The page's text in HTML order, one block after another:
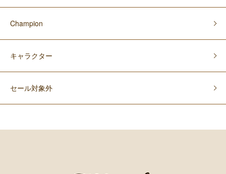
Champion
キャラクター
セール対象外